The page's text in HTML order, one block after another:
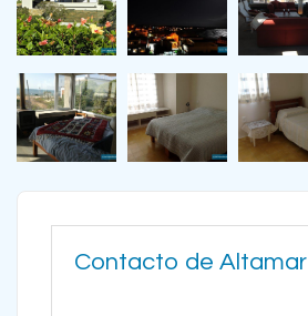
Contacto de Altamar